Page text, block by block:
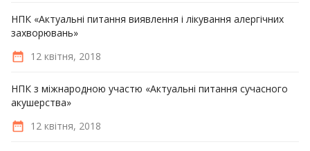
НПК «Актуальні питання виявлення і лікування алергічних
захворювань»
12 квітня, 2018
НПК з міжнародною участю «Актуальні питання сучасного
акушерства»
12 квітня, 2018